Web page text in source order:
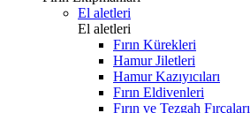
El aletleri
El aletleri
Fırın Kürekleri
Hamur Jiletleri
Hamur Kazıyıcıları
Fırın Eldivenleri
Fırın ve Tezgah Fırçaları